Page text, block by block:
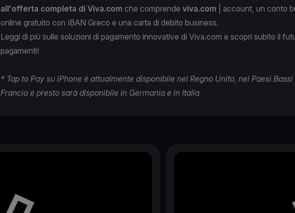
all'offerta completa di Viva.com che comprende viva.com | account , un conto
online gratuito con IBAN Greco e una carta di debito business.
Leggi di più sulle soluzioni di pagamento innovative di Viva.com e scopri subito il
pagamenti!
* Tap to Pay su iPhone è attualmente disponibile nel Regno Unito, nei Paesi Bassi
Francia e presto sarà disponibile in Germania e in Italia